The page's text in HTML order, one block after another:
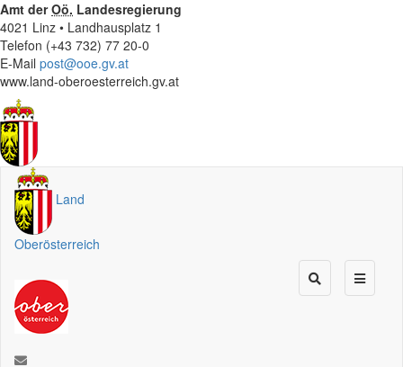
Amt derOö. Landesregierung
4021 Linz • Landhausplatz 1
Telefon (+43 732) 77 20-0
E-Mail post@ooe.gv.at
www.land-oberoesterreich.gv.at
Land
Oberösterreich